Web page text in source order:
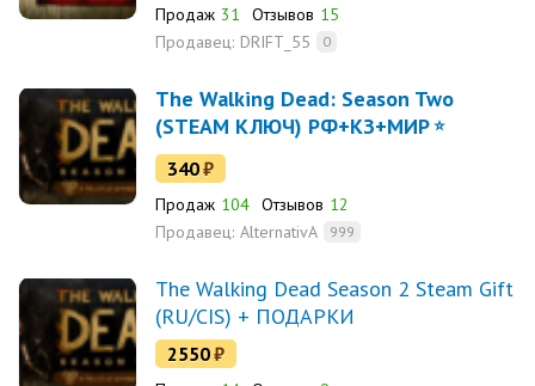
Продаж 31 Отзывов 15
Продавец: DRIFT_55 0
The Walking Dead: Season Two
(STEAM КЛЮЧ) РФ+КЗ+МИР
340₽
Продаж 104 Отзывов 12
Продавец: AlternativA 999
The Walking Dead Season 2 Steam Gift
(RU/CIS) + ПОДАРКИ
2550₽